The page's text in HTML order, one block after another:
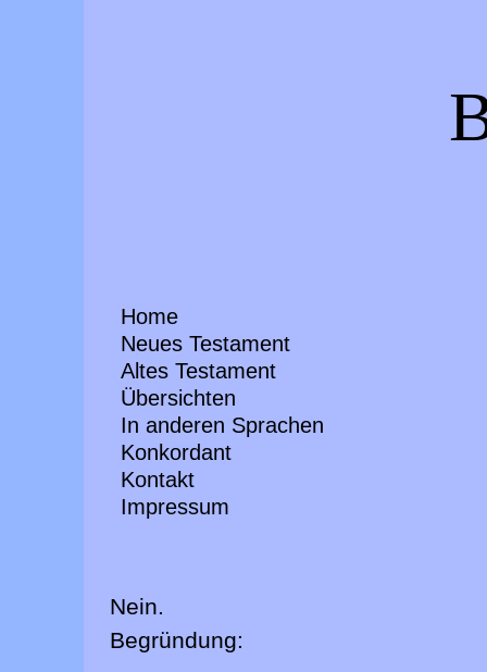
Home
Neues Testament
Altes Testament
Übersichten
In anderen Sprachen
Konkordant
Kontakt
Impressum
Nein.
Begründung: